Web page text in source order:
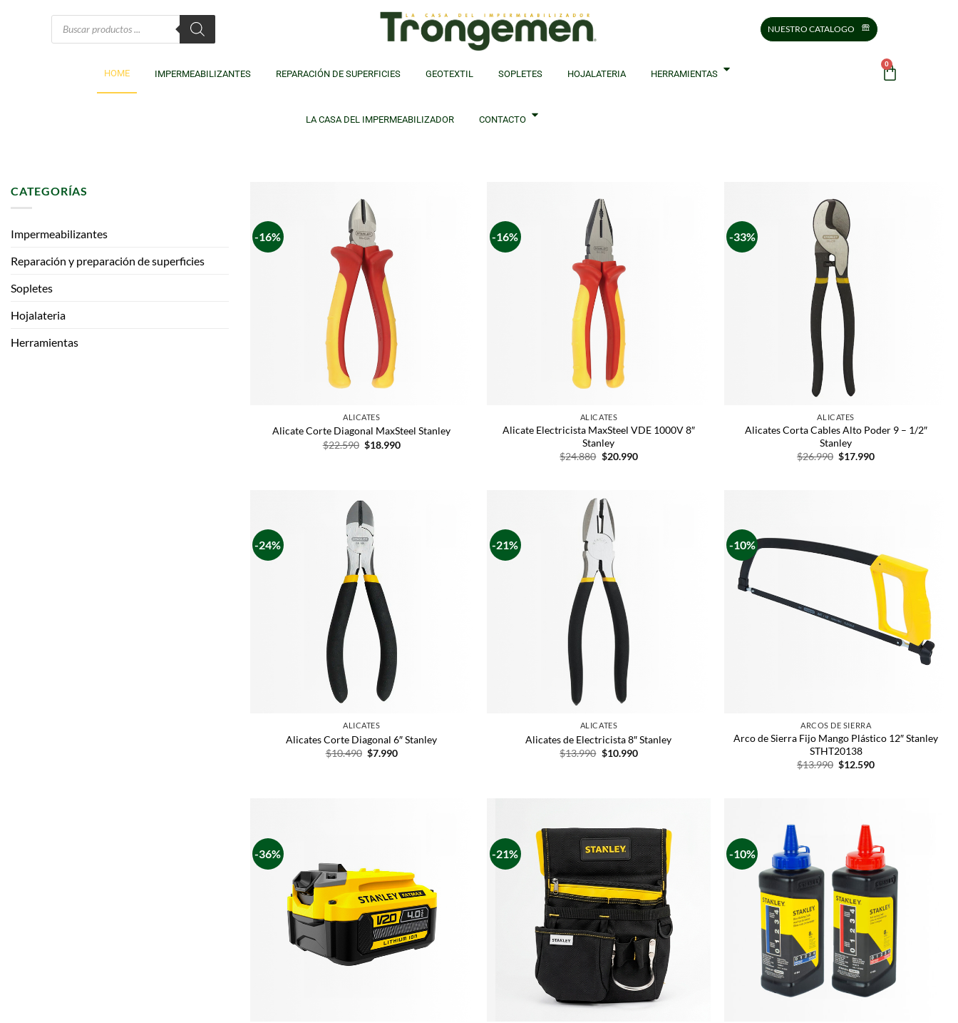
NUESTRO CATALOGO
HOME IMPERMEABILIZANTES REPARACIÓN DE SUPERFICIES GEOTEXTIL SOPLETES HOJALATERIA HERRAMIENTAS
LA CASA DEL IMPERMEABILIZADOR CONTACTO
0
CATEGORÍAS
Impermeabilizantes
Reparación y preparación de superficies
Sopletes
Hojalateria
Herramientas
-16%
ALICATES
Alicate Corte Diagonal MaxSteel Stanley
$22.590 $18.990
-16%
ALICATES
Alicate Electricista MaxSteel VDE 1000V 8″
Stanley
$24.880 $20.990
-33%
ALICATES
Alicates Corta Cables Alto Poder 9 – 1/2″
Stanley
$26.990 $17.990
-24%
ALICATES
Alicates Corte Diagonal 6″ Stanley
$10.490 $7.990
-21%
ALICATES
Alicates de Electricista 8″ Stanley
$13.990 $10.990
-10%
ARCOS DE SIERRA
Arco de Sierra Fijo Mango Plástico 12″ Stanley
STHT20138
$13.990 $12.590
-36% -21% -10%